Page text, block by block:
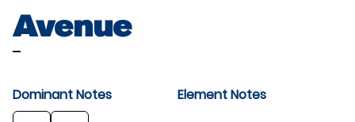
Avenue
-
Dominant Notes Element Notes